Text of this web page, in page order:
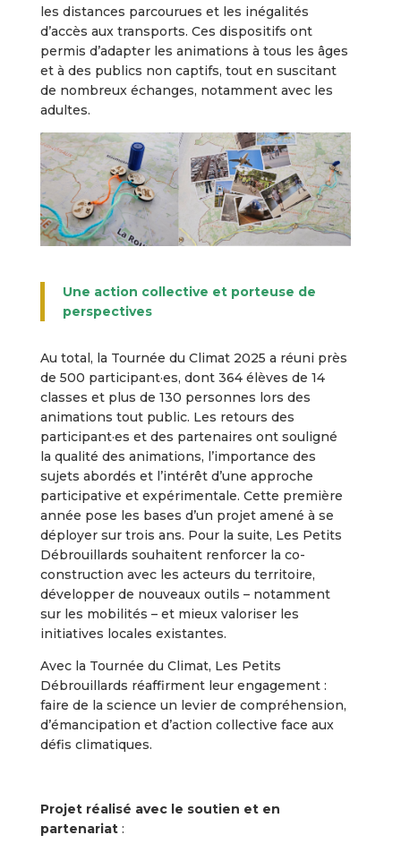
les distances parcourues et les inégalités
d’accès aux transports. Ces dispositifs ont
permis d’adapter les animations à tous les âges
et à des publics non captifs, tout en suscitant
de nombreux échanges, notamment avec les
adultes.
Une action collective et porteuse de
perspectives
Au total, la Tournée du Climat 2025 a réuni près
de 500 participant·es, dont 364 élèves de 14
classes et plus de 130 personnes lors des
animations tout public. Les retours des
participant·es et des partenaires ont souligné
la qualité des animations, l’importance des
sujets abordés et l’intérêt d’une approche
participative et expérimentale. Cette première
année pose les bases d’un projet amené à se
déployer sur trois ans. Pour la suite, Les Petits
Débrouillards souhaitent renforcer la co-
construction avec les acteurs du territoire,
développer de nouveaux outils – notamment
sur les mobilités – et mieux valoriser les
initiatives locales existantes.
Avec la Tournée du Climat, Les Petits
Débrouillards réaffirment leur engagement :
faire de la science un levier de compréhension,
d’émancipation et d’action collective face aux
défis climatiques.
Projet réalisé avec le soutien et en
partenariat: